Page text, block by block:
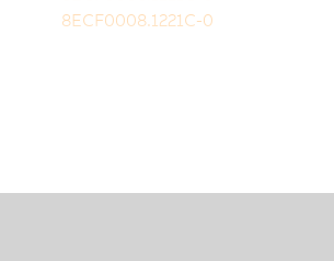
8ECF0008.1221C-0